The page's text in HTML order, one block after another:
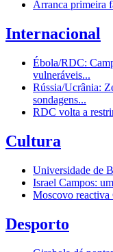
Arranca primeira
Internacional
Ébola/RDC:
vulneráveis...
Rússia/Ucrânia:
sondagens...
RDC volta a
Cultura
Universidade de
Israel Campos:
Moscovo reactiva
Desporto